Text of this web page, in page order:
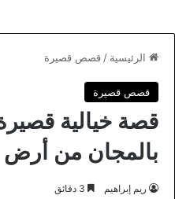
الرئيسية / قصص قصيرة
قصص قصيرة
بالمجان من
ريم إبراهيم